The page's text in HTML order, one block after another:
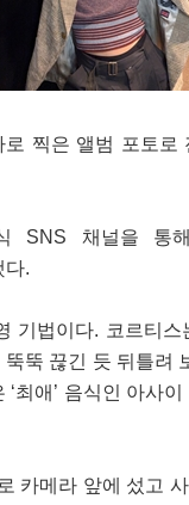
찍은 앨범 포토로
SNS 채널을 통
다.
기법이다. 코르티스
뚝 끊긴 듯 뒤틀려
최애’ 음식인 아사
카메라 앞에 섰고